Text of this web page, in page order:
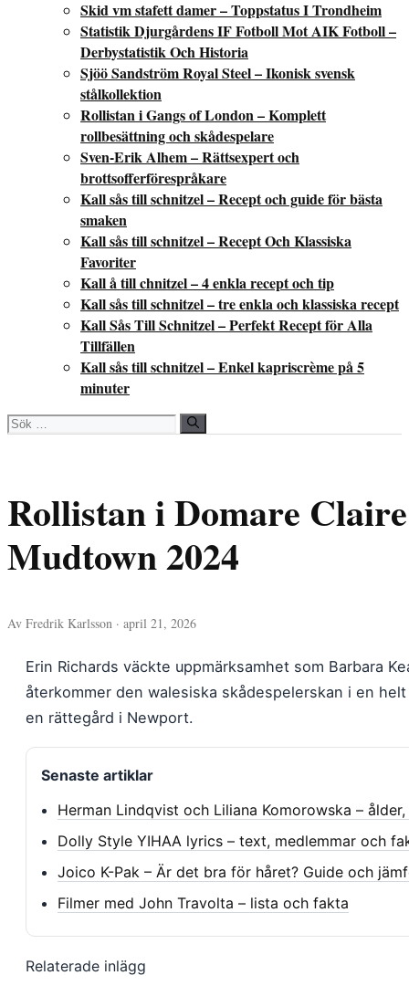
Skid vm stafett damer – Toppstatus I Trondheim
Statistik Djurgårdens IF Fotboll Mot AIK Fotboll –
Derbystatistik Och Historia
Sjöö Sandström Royal Steel – Ikonisk svensk
stålkollektion
Rollistan i Gangs of London – Komplett
rollbesättning och skådespelare
Sven-Erik Alhem – Rättsexpert och
brottsofferförespråkare
Kall sås till schnitzel – Recept och guide för bästa
smaken
Kall sås till schnitzel – Recept Och Klassiska
Favoriter
Kall å till chnitzel – 4 enkla recept och tip
Kall sås till schnitzel – tre enkla och klassiska recept
Kall Sås Till Schnitzel – Perfekt Recept för Alla
Tillfällen
Kall sås till schnitzel – Enkel kapriscrème på 5
minuter
Sök
efter:
Rollistan i Domare
Mudtown 2024
Av Fredrik Karlsson · april 21, 2026
Erin Richards väckte uppmärksamhet som Barbara
återkommer den walesiska skådespelerskan i en
en rättegård i Newport.
Senaste artiklar
Herman Lindqvist och Liliana Komorowska –
Dolly Style YIHAA lyrics – text, medlemmar och
Joico K-Pak – Är det bra för håret? Guide och
Filmer med John Travolta – lista och fakta
Relaterade inlägg